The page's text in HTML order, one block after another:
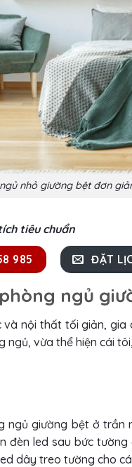
nhỏ giường bệt đơn
tiêu chuẩn
985 ĐẶT
ngủ
nội thất tối giản,
vừa thể hiện cái
giường bệt ở
đèn led sau bức
dây treo tường cho